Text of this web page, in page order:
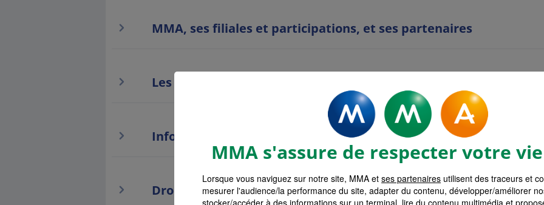
MMA, ses filiales et participations, et ses partenaires
Les liens hypertextes
Information paiement
Droit de renonciation
MMA s'assure de respecter votre
Lorsque vous naviguez sur notre site, MMA et ses partenaires utilisent des traceurs et
mesurer l'audience/la performance du site, adapter du contenu, développer/améliorer
stocker/accéder à des informations sur un terminal, lire du contenu multimédia et